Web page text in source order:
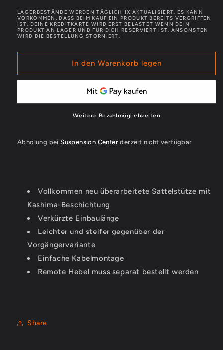
FOX
Sattelstütze
Transfer
mm
FOX
Sattelstütze
Transfer
Ø30.9
mm
intern
LAGERBESTÄNDE WERDEN TÄGLICH 1X AKTUALISIERT. ES KANN
VORKOMMEN, DASS BEIM KAUF EIN PRODUKT BEREITS VERGRIFFEN
IST. DEINE KREDITKARTE WIRD ERST BELASTET WENN DEIN
PRODUKT AN LAGER UND FÜR DICH RESERVIERT IST. ANSONSTEN
WIRD DIE BESTELLUNG STORNIERT.
In den Warenkorb legen
Weitere Bezahlmöglichkeiten
Abholung beiSuspension Center derzeit nicht verfügbar
Vollkommen neu überarbeitete Sattelstütze mit
Kashima-Beschichtung
Verkürzte Einbaulänge
Leichter und steifer gegenüber der
Vorgängervariante
Einfache Kabelmontage
Remote Hebel muss separat bestellt werden
Share